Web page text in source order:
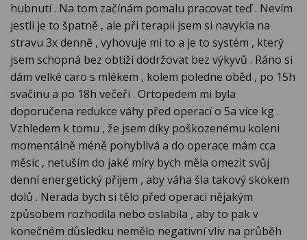
hubnutí . Na tom začínám pomalu pracovat teď . Nevím
jestli je to špatně , ale při terapii jsem si navykla na
stravu 3x denně , vyhovuje mi to a je to systém , který
jsem schopná bez obtíží dodržovat bez výkyvů . Ráno si
dám velké caro s mlékem , kolem poledne oběd , po 15h
svačinu a po 18h večeři . Ortopedem mi byla
doporučena redukce váhy před operací o 5a více kg .
Vzhledem k tomu , že jsem díky poškozenému koleni
momentálně méně pohyblivá a do operace mám cca
měsíc , netuším do jaké míry bych měla omezit svůj
denní energetický příjem , aby váha šla takový skokem
dolů . Nerada bych si tělo před operací nějakým
způsobem rozhodila nebo oslabila , aby to pak v
konečném důsledku nemělo negativní vliv na průběh